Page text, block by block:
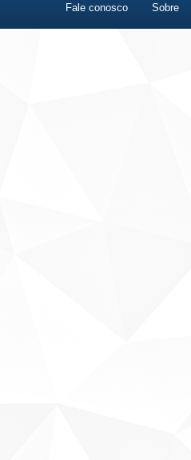
Fale conosco Sobre